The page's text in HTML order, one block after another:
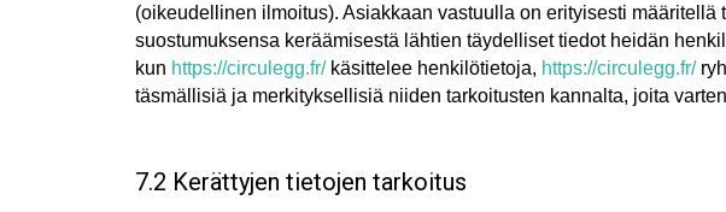
(oikeudellinen ilmoitus). Asiakkaan vastuulla on erityisesti
suostumuksensa keräämisestä lähtien täydelliset tiedot heidän
kun https://circulegg.fr/käsittelee henkilötietoja, https://circulegg.fr/
täsmällisiä ja merkityksellisiä niiden tarkoitusten kannalta, joita varten
7.2 Kerättyjen tietojen tarkoitus